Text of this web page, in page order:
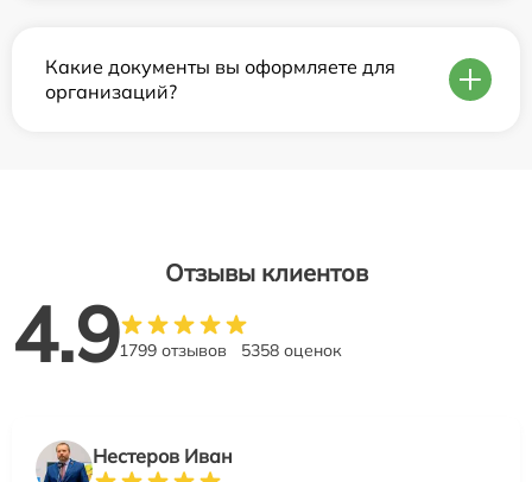
Какие документы вы оформляете для
организаций?
Отзывы клиентов
4.91799 отзывов 5358 оценок
Нестеров Иван